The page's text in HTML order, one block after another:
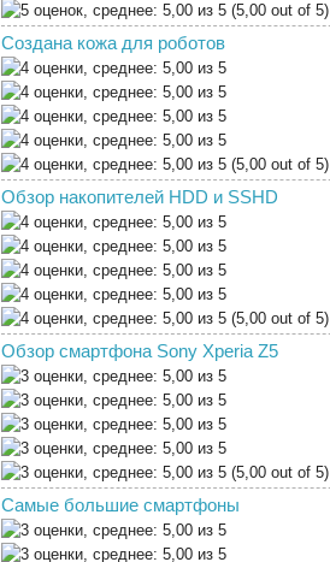
(5,00 out of 5)
Создана кожа для роботов
(5,00 out of 5)
Обзор накопителей HDD и SSHD
(5,00 out of 5)
Обзор смартфона Sony Xperia Z5
(5,00 out of 5)
Самые большие смартфоны